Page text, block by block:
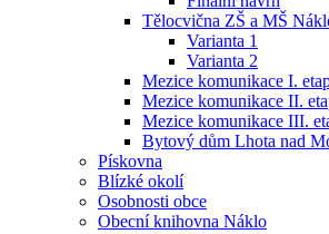
Tělocvična ZŠ a MŠ
Varianta 1
Varianta 2
Mezice komunikace I.
Mezice komunikace II.
Mezice komunikace III.
Bytový dům Lhota nad
Pískovna
Blízké okolí
Osobnosti obce
Obecní knihovna Náklo